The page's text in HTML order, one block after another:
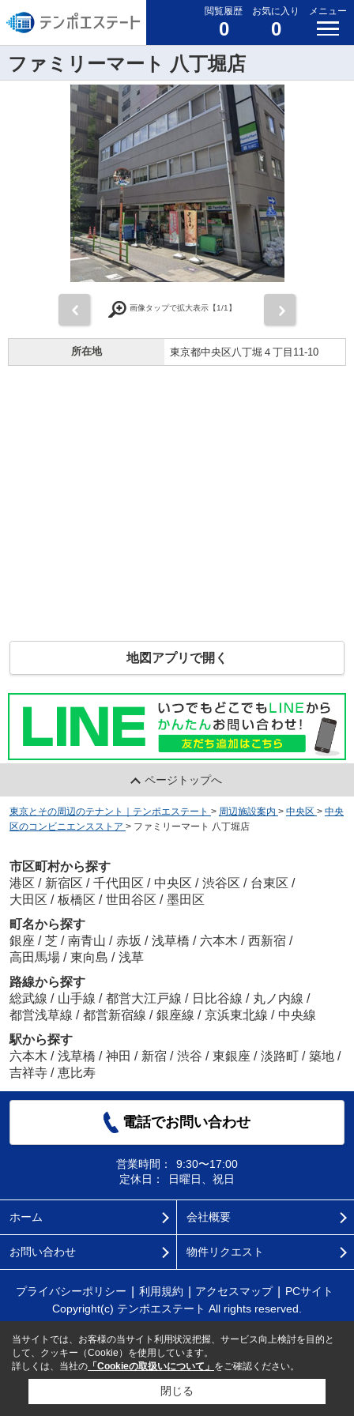
閲覧履歴
0
お気に入り
0
メニュー
ファミリーマート 八丁堀店
画像タップで拡大表示【1/1】
所在地 東京都中央区八丁堀４丁目11-10
地図アプリで開く
ページトップへ
東京とその周辺のテナント｜テンポエステート > 周辺施設案内 > 中央区 > 中央
区のコンビニエンスストア > ファミリーマート 八丁堀店
市区町村から探す
港区 / 新宿区 / 千代田区 / 中央区 / 渋谷区 / 台東区 /
大田区 / 板橋区 / 世田谷区 / 墨田区
町名から探す
銀座 / 芝 / 南青山 / 赤坂 / 浅草橋 / 六本木 / 西新宿 /
高田馬場 / 東向島 / 浅草
路線から探す
総武線 / 山手線 / 都営大江戸線 / 日比谷線 / 丸ノ内線 /
都営浅草線 / 都営新宿線 / 銀座線 / 京浜東北線 / 中央線
駅から探す
六本木 / 浅草橋 / 神田 / 新宿 / 渋谷 / 東銀座 / 淡路町 / 築地 /
吉祥寺 / 恵比寿
電話でお問い合わせ
営業時間：
9:30〜17:00
定休日：
日曜日、祝日
ホーム 会社概要
お問い合わせ 物件リクエスト
プライバシーポリシー 利用規約 アクセスマップ
PCサイト
Copyright(c) テンポエステート All rights reserved.
当サイトでは、お客様の当サイト利用状況把握、サービス向上検討を目的と
して、クッキー（Cookie）を使用しています。
詳しくは、当社の 「Cookieの取扱いについて」 をご確認ください。
閉じる